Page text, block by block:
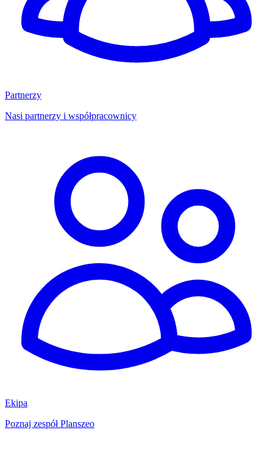
Partnerzy
Nasi partnerzy i współpracownicy
Ekipa
Poznaj zespół Planszeo